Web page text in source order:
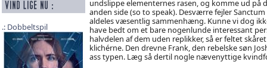
Dobbeltspil
undslippe elementernes rasen, og komme ud på
anden side (so to speak). Desværre fejler Sanctum
aldeles væsentlig sammenhæng. Kunne vi dog
have bedt om et bare nogenlunde interessant
halvdelen af dem uden replikker, så er feltet
klichérne. Den drevne Frank, den rebelske søn
ass typen. Læg så dertil nogle nævenyttige